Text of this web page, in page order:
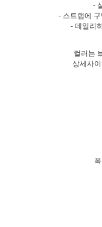
-
- 스트랩에
- 데일리
컬러는
상세사